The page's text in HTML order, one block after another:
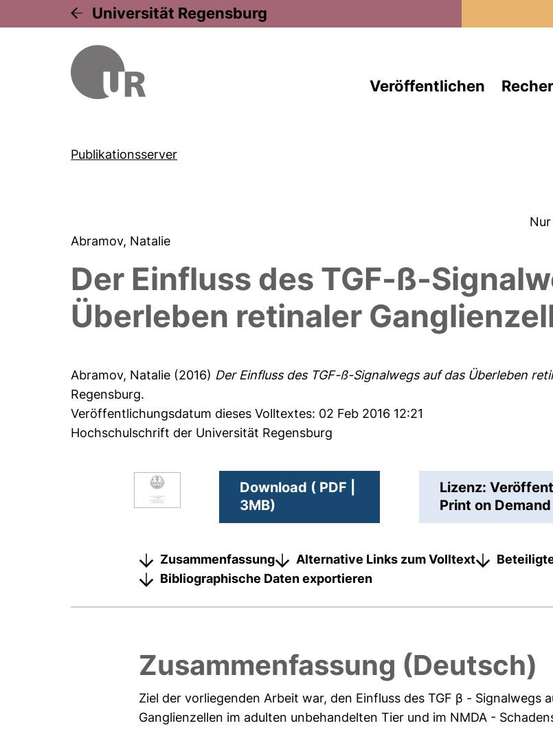
Universität Regensburg
Veröffentlichen
Publikationsserver
Abramov, Natalie
Der Einfluss des TGF-ß-
Überleben retinaler
Abramov, Natalie (2016) Der Einfluss des TGF-ß-Signalwegs auf das Überleben
Regensburg.
Veröffentlichungsdatum dieses Volltextes: 02 Feb 2016 12:21
Hochschulschrift der Universität Regensburg
Download ( PDF |
3MB)
Lizenz:
Print on Demand
Zusammenfassung Alternative Links zum Volltext
Bibliographische Daten exportieren
Zusammenfassung (Deutsch)
Ziel der vorliegenden Arbeit war, den Einfluss des TGF β - Signalwegs
Ganglienzellen im adulten unbehandelten Tier und im NMDA -